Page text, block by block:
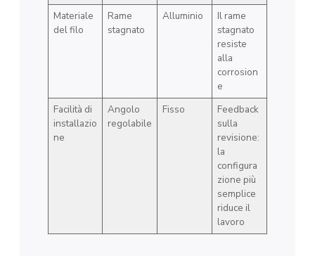
Materiale
del filo
Rame
stagnato
Alluminio
Il rame
stagnato
resiste
alla
corrosion
e
Facilità di
installazio
ne
Angolo
regolabile
Fisso
Feedback
sulla
revisione:
la
configura
zione più
semplice
riduce il
lavoro